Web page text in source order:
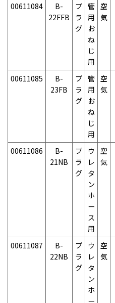
00611084
B-
22FFB
プ
ラ
グ
管
用
お
ね
じ
用
空
気
00611085
B-
23FB
プ
ラ
グ
管
用
お
ね
じ
用
空
気
00611086
B-
21NB
プ
ラ
グ
ウ
レ
タ
ン
ホ
ー
ス
用
空
気
00611087
B-
22NB
プ
ラ
グ
ウ
レ
タ
ン
ホ
ー
空
気